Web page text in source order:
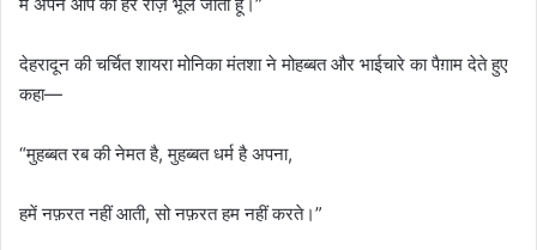
मैं अपने आप को हर रोज़ भूल जाता हूँ।”
देहरादून की चर्चित शायरा मोनिका मंतशा ने मोहब्बत और भाईचारे का पैग़ाम देते हुए
कहा—
“मुहब्बत रब की नेमत है, मुहब्बत धर्म है अपना,
हमें नफ़रत नहीं आती, सो नफ़रत हम नहीं करते।”